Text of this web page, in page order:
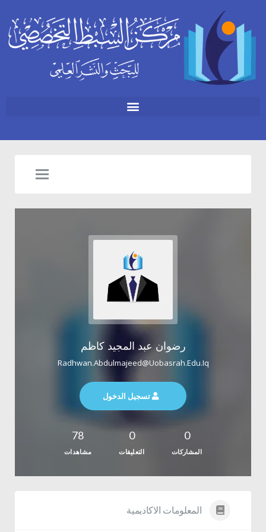
رضوان عبد المجيد كاظم
Radhwan.abdulmajeed@uobasrah.edu.iq
تسجيل الدخول
0
المشاركات
0
التعليقات
78
مشاهدات
المعلومات الاكاديمية